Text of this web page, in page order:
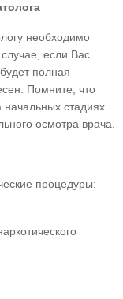
необходимо
если Вас
полная
Помните, что
начальных стадиях
осмотра врача.
процедуры: